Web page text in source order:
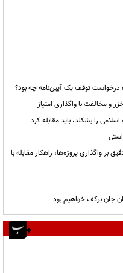
درخواست توقف یک آیین‌نامه چه بود؟
و مخالفت با واگذاری امتیاز
را بشکند، باید مقابله کرد
بر واگذاری پروژه‌ها، راهکار مقابله با
جان برکف خواهیم بود